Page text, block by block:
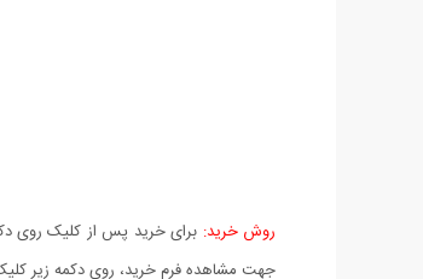
روش خرید: برای خرید پس از کلیک روی
جهت مشاهده فرم خرید، روی دکمه زیر